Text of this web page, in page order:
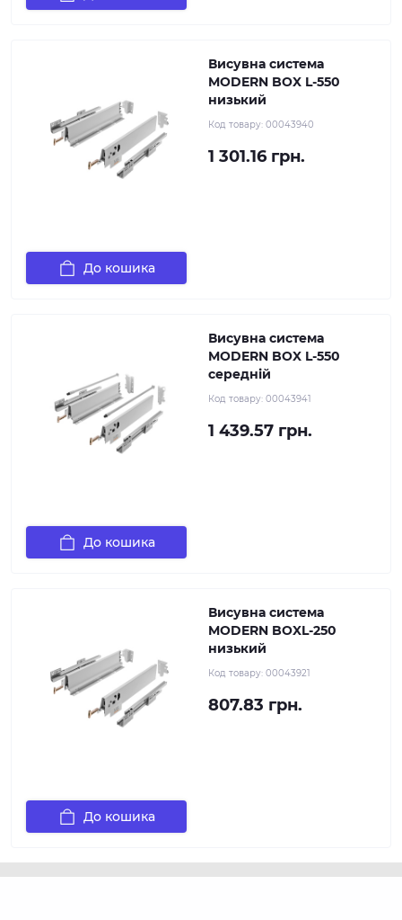
Висувна система
MODERN BOX L-550
низький
Код товару: 00043940
1 301.16 грн.
До кошика
Висувна система
MODERN BOX L-550
середній
Код товару: 00043941
1 439.57 грн.
До кошика
Висувна система
MODERN BOXL-250
низький
Код товару: 00043921
807.83 грн.
До кошика